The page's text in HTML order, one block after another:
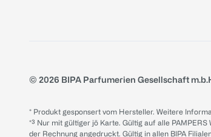
© 2026 BIPA Parfumerien Gesellschaft
* Produkt gesponsert vom Hersteller. Weitere
*³ Nur mit gültiger jö Karte. Gültig auf alle
der Rechnung angedruckt. Gültig in allen BIPA